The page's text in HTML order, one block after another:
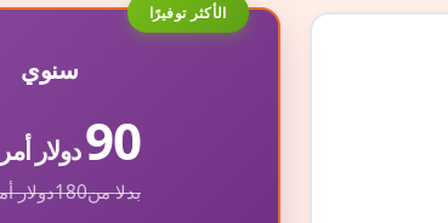
الأكثر توفيرًا
سنوي
90دولار
بدلا من180دولار